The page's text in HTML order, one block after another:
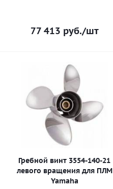
77 413 руб./шт
Гребной винт 3554-140-21
левого вращения для ПЛМ
Yamaha